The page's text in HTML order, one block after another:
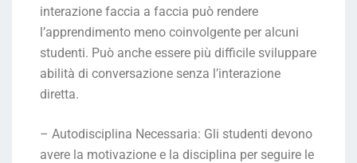
interazione faccia a faccia può rendere
l’apprendimento meno coinvolgente per alcuni
studenti. Può anche essere più difficile sviluppare
abilità di conversazione senza l’interazione
diretta.
– Autodisciplina Necessaria: Gli studenti devono
avere la motivazione e la disciplina per seguire le